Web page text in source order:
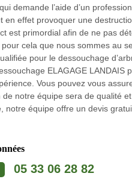
demande l’aide d’un
en effet provoquer une
est primordial afin de ne pas
pour cela que nous sommes au
pour le dessouchage
ELAGAGE LANDAIS
Vous pouvez vous
de notre équipe sera de qualité
notre équipe offre un devis
05 33 06 28 82